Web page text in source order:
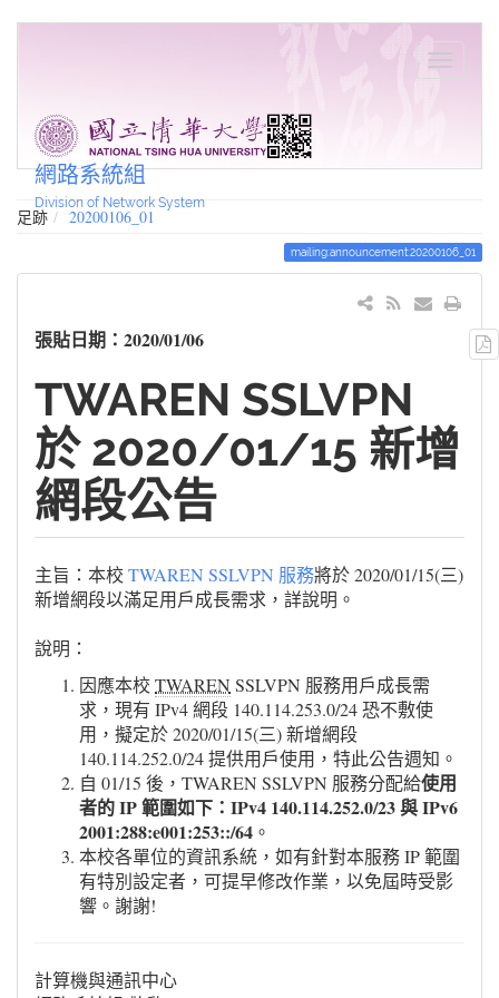
網路系統組
Division of Network System
足跡 20200106_01
mailing:announcement:20200106_01
張貼日期：2020/01/06
TWAREN SSLVPN
於 2020/01/15 新增
網段公告
主旨：本校TWAREN SSLVPN 服務將於 2020/01/15(三)
新增網段以滿足用戶成長需求，詳說明。
說明：
因應本校TWAREN SSLVPN 服務用戶成長需
求，現有 IPv4 網段 140.114.253.0/24 恐不敷使
用，擬定於 2020/01/15(三) 新增網段
140.114.252.0/24 提供用戶使用，特此公告週知。
自 01/15 後，TWAREN SSLVPN 服務分配給使用
者的 IP 範圍如下：IPv4 140.114.252.0/23 與 IPv6
2001:288:e001:253::/64 。
本校各單位的資訊系統，如有針對本服務 IP 範圍
有特別設定者，可提早修改作業，以免屆時受影
響。謝謝!
計算機與通訊中心